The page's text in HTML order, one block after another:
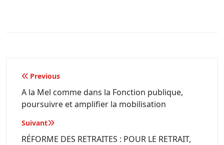
Navigation
de
l’article
Previous
A la Mel comme dans la Fonction publique,
poursuivre et amplifier la mobilisation
Suivant
RÉFORME DES RETRAITES : POUR LE RETRAIT,